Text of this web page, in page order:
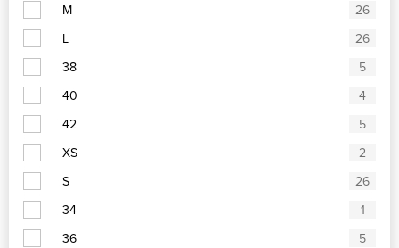
M
26
L
26
38
5
40
4
42
5
XS
2
S
26
34
1
36
5